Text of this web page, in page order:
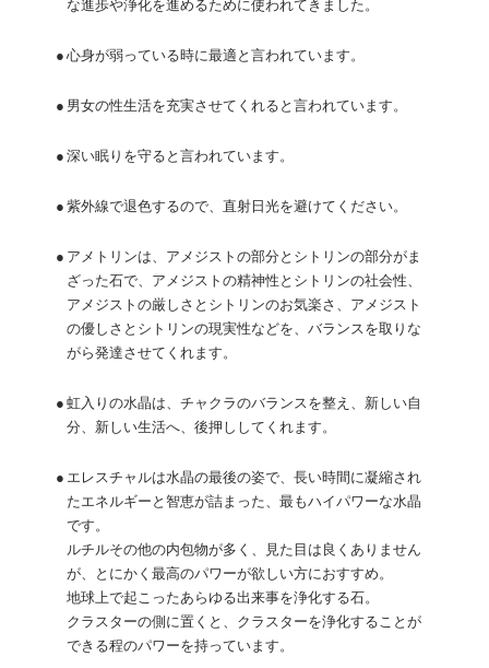
な進歩や浄化を進めるために使われてきました。
● 心身が弱っている時に最適と言われています。
● 男女の性生活を充実させてくれると言われています。
● 深い眠りを守ると言われています。
● 紫外線で退色するので、直射日光を避けてください。
● アメトリンは、アメジストの部分とシトリンの部分がま
ざった石で、アメジストの精神性とシトリンの社会性、
アメジストの厳しさとシトリンのお気楽さ、アメジスト
の優しさとシトリンの現実性などを、バランスを取りな
がら発達させてくれます。
● 虹入りの水晶は、チャクラのバランスを整え、新しい自
分、新しい生活へ、後押ししてくれます。
● エレスチャルは水晶の最後の姿で、長い時間に凝縮され
たエネルギーと智恵が詰まった、最もハイパワーな水晶
です。
ルチルその他の内包物が多く、見た目は良くありません
が、とにかく最高のパワーが欲しい方におすすめ。
地球上で起こったあらゆる出来事を浄化する石。
クラスターの側に置くと、クラスターを浄化することが
できる程のパワーを持っています。